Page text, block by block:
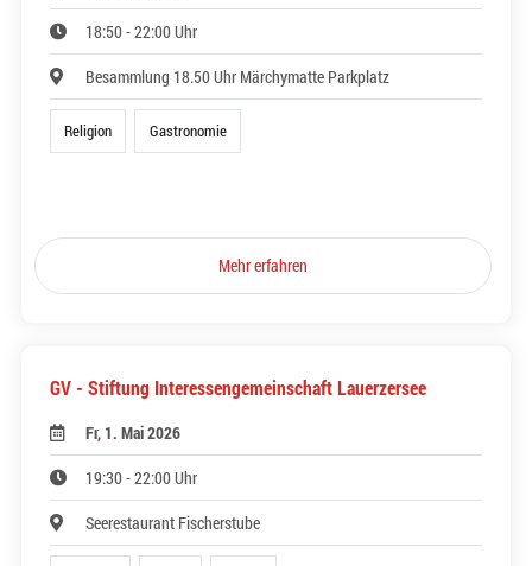
18:50 - 22:00 Uhr
Besammlung 18.50 Uhr Märchymatte Parkplatz
Religion Gastronomie
Mehr erfahren
GV - Stiftung Interessengemeinschaft Lauerzersee
Fr, 1. Mai 2026
19:30 - 22:00 Uhr
Seerestaurant Fischerstube